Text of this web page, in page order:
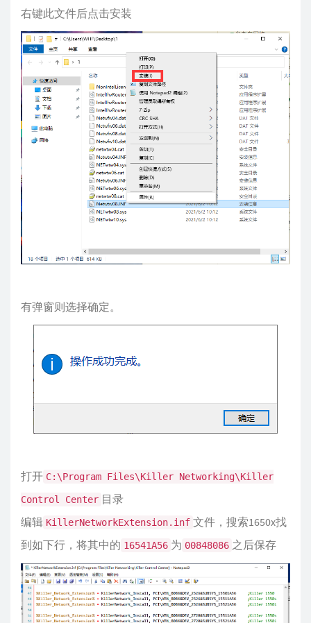
右键此文件后点击安装
有弹窗则选择确定。
打开 C:\Program Files\Killer Networking\Killer
Control Center 目录
编辑 KillerNetworkExtension.inf 文件，搜索1650x找
到如下行，将其中的 16541A56 为 00848086 之后保存